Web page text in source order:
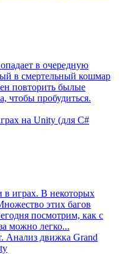
в очередную
в смертельный кошмар
повторить былые
чтобы пробудиться.
на Unity (для C#
в играх. В некоторых
этих багов
посмотрим, как с
можно легко...
Анализ движка Grand